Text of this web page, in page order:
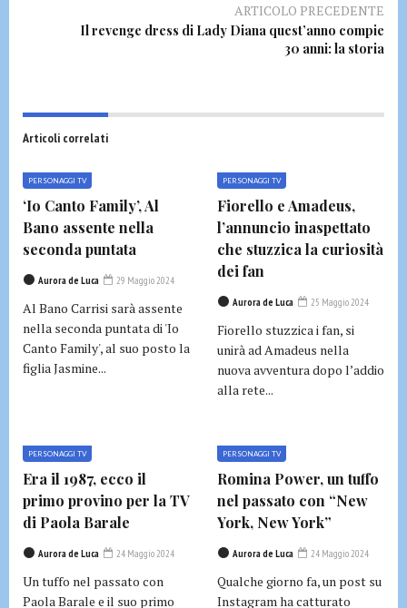
ARTICOLO PRECEDENTE
Il revenge dress di Lady Diana quest’anno compie
30 anni: la storia
Articoli correlati
PERSONAGGI TV
‘Io Canto Family’, Al
Bano assente nella
seconda puntata
Aurora de Luca 29 Maggio 2024
Al Bano Carrisi sarà assente
nella seconda puntata di 'Io
Canto Family', al suo posto la
figlia Jasmine...
PERSONAGGI TV
Fiorello e Amadeus,
l’annuncio inaspettato
che stuzzica la curiosità
dei fan
Aurora de Luca 25 Maggio 2024
Fiorello stuzzica i fan, si
unirà ad Amadeus nella
nuova avventura dopo l’addio
alla rete...
PERSONAGGI TV
Era il 1987, ecco il
primo provino per la TV
di Paola Barale
Aurora de Luca 24 Maggio 2024
Un tuffo nel passato con
Paola Barale e il suo primo
PERSONAGGI TV
Romina Power, un tuffo
nel passato con “New
York, New York”
Aurora de Luca 24 Maggio 2024
Qualche giorno fa, un post su
Instagram ha catturato